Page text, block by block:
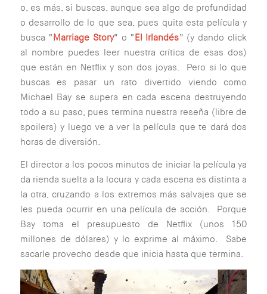
o, es más, si buscas, aunque sea algo de profundidad
o desarrollo de lo que sea, pues quita esta película y
busca “Marriage Story” o “El Irlandés” (y dando click
al nombre puedes leer nuestra crítica de esas dos)
que están en Netflix y son dos joyas. Pero si lo que
buscas es pasar un rato divertido viendo como
Michael Bay se supera en cada escena destruyendo
todo a su paso, pues termina nuestra reseña (libre de
spoilers) y luego ve a ver la película que te dará dos
horas de diversión.
El director a los pocos minutos de iniciar la película ya
da rienda suelta a la locura y cada escena es distinta a
la otra, cruzando a los extremos más salvajes que se
les pueda ocurrir en una película de acción. Porque
Bay toma el presupuesto de Netflix (unos 150
millones de dólares) y lo exprime al máximo. Sabe
sacarle provecho desde que inicia hasta que termina.